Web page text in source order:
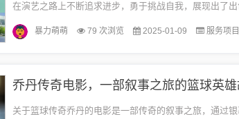
在演艺之路上不断追求进步，勇于挑战自我，展现出了
论是在戏剧、电影还是电视剧中，他都能够将角色演绎得
爱...
暴力萌萌 79 次浏览 2025-01-09 服务项目
乔丹传奇电影，一部叙事之旅的篮球英
关于篮球传奇乔丹的电影是一部传奇的叙事之旅，通过